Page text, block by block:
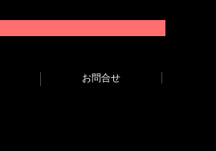
お問合せ